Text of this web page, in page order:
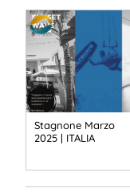
Stagnone Marzo
2025 | ITALIA